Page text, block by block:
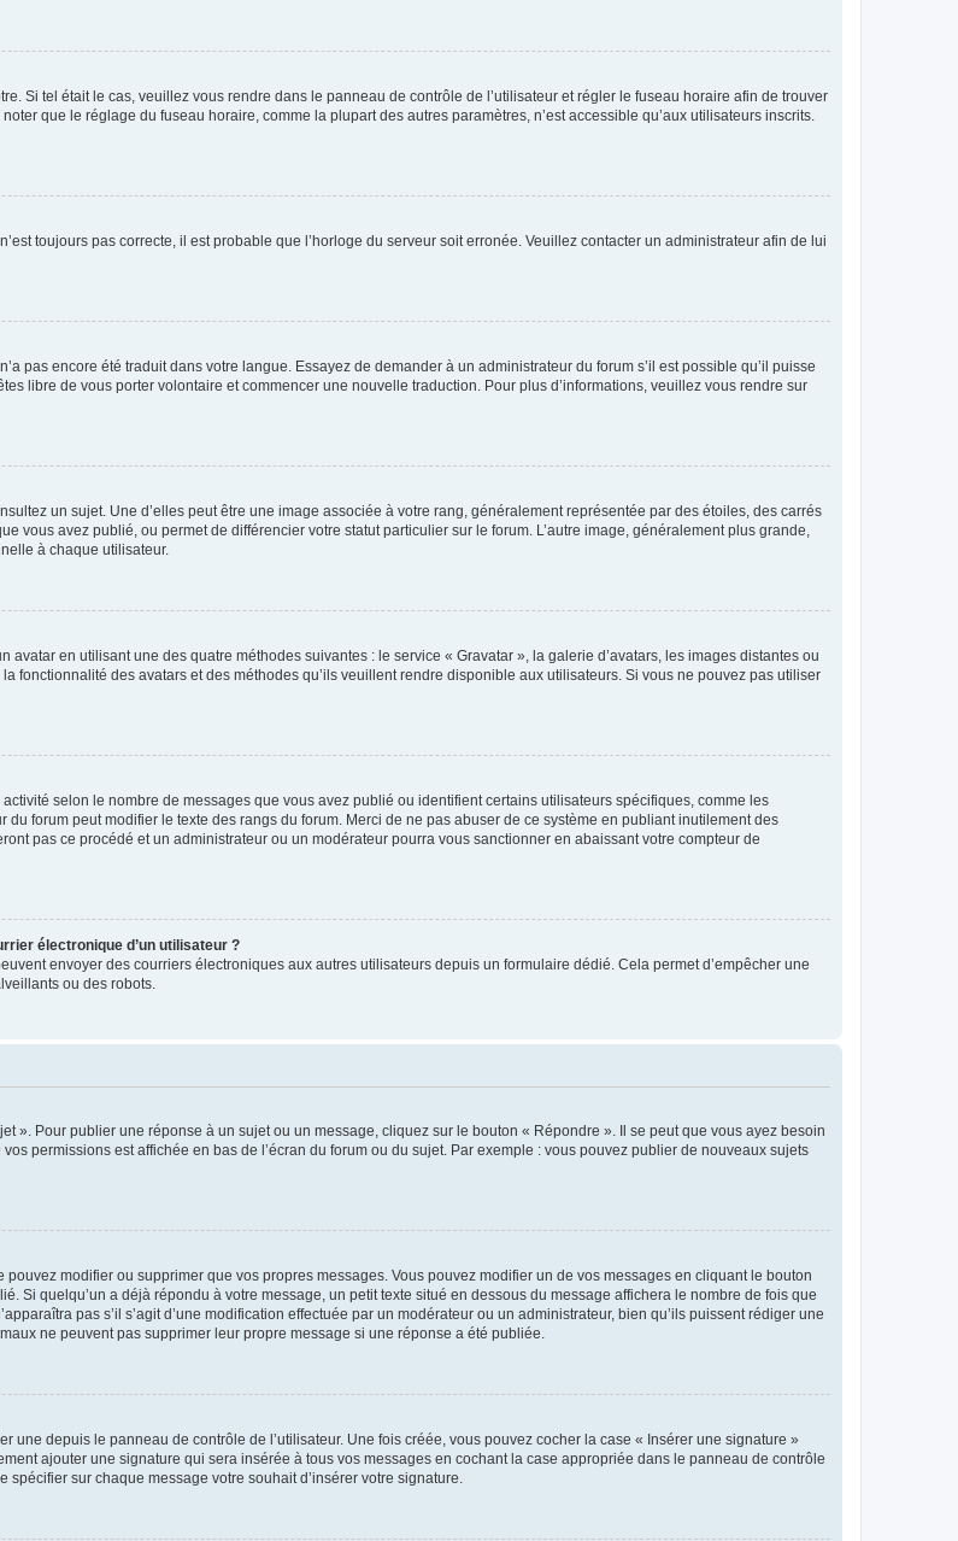
Si tel était le cas, veuillez vous rendre dans le panneau de contrôle de l’utilisateur et régler le fuseau horaire afin de trouver
que le réglage du fuseau horaire, comme la plupart des autres paramètres, n’est accessible qu’aux utilisateurs inscrits.
toujours pas correcte, il est probable que l’horloge du serveur soit erronée. Veuillez contacter un administrateur afin de lui
pas encore été traduit dans votre langue. Essayez de demander à un administrateur du forum s’il est possible qu’il puisse
libre de vous porter volontaire et commencer une nouvelle traduction. Pour plus d’informations, veuillez vous rendre sur
un sujet. Une d’elles peut être une image associée à votre rang, généralement représentée par des étoiles, des carrés
vous avez publié, ou permet de différencier votre statut particulier sur le forum. L’autre image, généralement plus grande,
à chaque utilisateur.
en utilisant une des quatre méthodes suivantes : le service « Gravatar », la galerie d’avatars, les images distantes ou
fonctionnalité des avatars et des méthodes qu’ils veuillent rendre disponible aux utilisateurs. Si vous ne pouvez pas utiliser
selon le nombre de messages que vous avez publié ou identifient certains utilisateurs spécifiques, comme les
forum peut modifier le texte des rangs du forum. Merci de ne pas abuser de ce système en publiant inutilement des
pas ce procédé et un administrateur ou un modérateur pourra vous sanctionner en abaissant votre compteur de
électronique d’un utilisateur ?
envoyer des courriers électroniques aux autres utilisateurs depuis un formulaire dédié. Cela permet d’empêcher une
ou des robots.
». Pour publier une réponse à un sujet ou un message, cliquez sur le bouton « Répondre ». Il se peut que vous ayez besoin
permissions est affichée en bas de l’écran du forum ou du sujet. Par exemple : vous pouvez publier de nouveaux sujets
modifier ou supprimer que vos propres messages. Vous pouvez modifier un de vos messages en cliquant le bouton
Si quelqu’un a déjà répondu à votre message, un petit texte situé en dessous du message affichera le nombre de fois que
pas s’il s’agit d’une modification effectuée par un modérateur ou un administrateur, bien qu’ils puissent rédiger une
ne peuvent pas supprimer leur propre message si une réponse a été publiée.
une depuis le panneau de contrôle de l’utilisateur. Une fois créée, vous pouvez cocher la case « Insérer une signature »
ajouter une signature qui sera insérée à tous vos messages en cochant la case appropriée dans le panneau de contrôle
sur chaque message votre souhait d’insérer votre signature.